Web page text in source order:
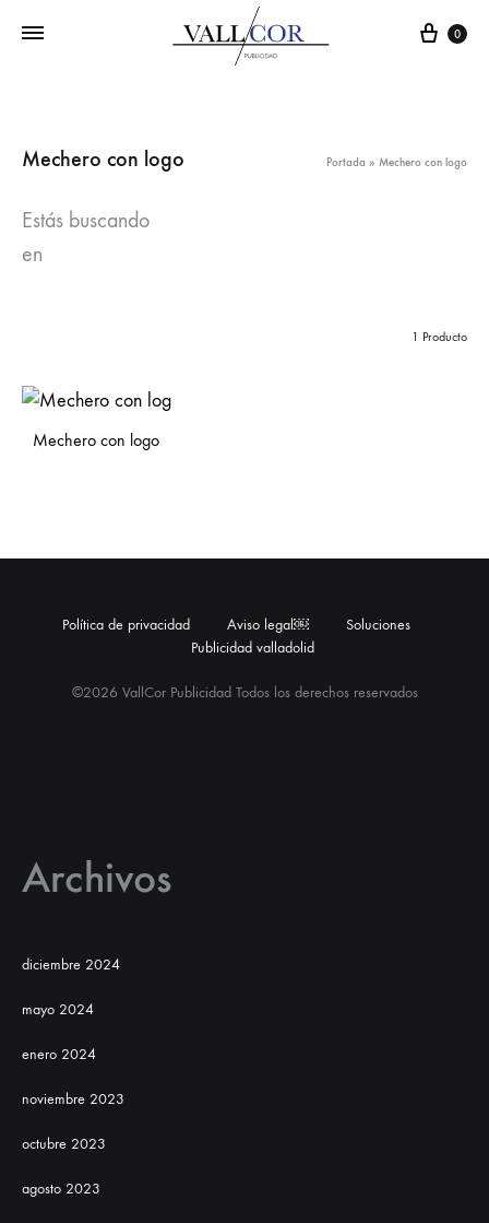
Carro
0
Mechero con logo Portada » Mechero con logo
Estás buscando
en
1 Producto
Mechero con logo
©2026 VallCor Publicidad Todos los derechos reservados
Política de privacidad Aviso legal￼
Soluciones
Publicidad valladolid
Archivos
diciembre 2024
mayo 2024
enero 2024
noviembre 2023
octubre 2023
agosto 2023